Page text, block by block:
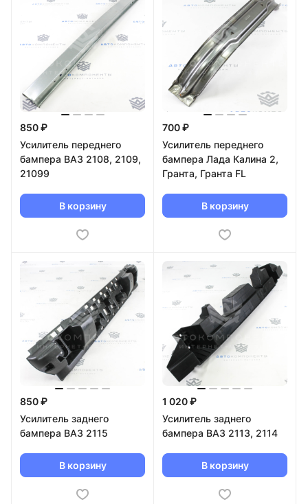
850 ₽
Усилитель переднего
бампера ВАЗ 2108, 2109,
21099
В корзину
700 ₽
Усилитель переднего
бампера Лада Калина 2,
Гранта, Гранта FL
В корзину
850 ₽
Усилитель заднего
бампера ВАЗ 2115
В корзину
1 020 ₽
Усилитель заднего
бампера ВАЗ 2113, 2114
В корзину